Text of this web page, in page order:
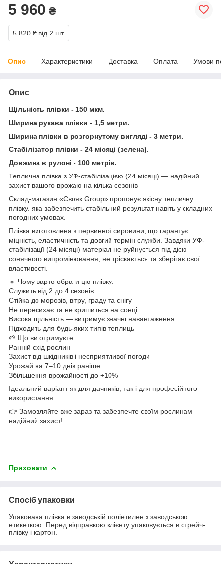
5 960 ₴
5 820 ₴ від 2 шт.
Опис Характеристики Доставка Оплата Умови
Опис
Щільність плівки - 150 мкм.
Ширина рукава плівки - 1,5 метри.
Ширина плівки в розгорнутому вигляді - 3 метри.
Стабілізатор плівки - 24 місяці (зелена).
Довжина в рулоні - 100 метрів.
Теплична плівка з УФ-стабілізацією (24 місяці) — надійний
захист вашого врожаю на кілька сезонів
Склад-магазин «Свояк Group» пропонує якісну тепличну
плівку, яка забезпечить стабільний результат навіть у складних
погодних умовах.
Плівка виготовлена з первинної сировини, що гарантує
міцність, еластичність та довгий термін служби. Завдяки УФ-
стабілізації (24 місяці) матеріал не руйнується під дією
сонячного випромінювання, не тріскається та зберігає свої
властивості.
🔹 Чому варто обрати цю плівку:
Служить від 2 до 4 сезонів
Стійка до морозів, вітру, граду та снігу
Не пересихає та не кришиться на сонці
Висока щільність — витримує значні навантаження
Підходить для будь-яких типів теплиць
🌱 Що ви отримуєте:
Ранній схід рослин
Захист від шкідників і несприятливої погоди
Урожай на 7–10 днів раніше
Збільшення врожайності до +10%
Ідеальний варіант як для дачників, так і для професійного
використання.
👉 Замовляйте вже зараз та забезпечте своїм рослинам
надійний захист!
Приховати
Спосіб упаковки
Упакована плівка в заводській поліетилен з заводською
етикеткою. Перед відправкою клієнту упаковується в стрейч-
плівку і картон.